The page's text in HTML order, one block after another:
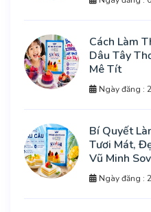
Cách Làm
Dâu Tây
Mê Tít
Ngày đăng :
Bí Quyết
Tươi Mát,
Vũ Minh
Ngày đăng :